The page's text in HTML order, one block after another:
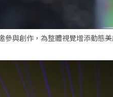
參與創作，為整體視覺增添動態